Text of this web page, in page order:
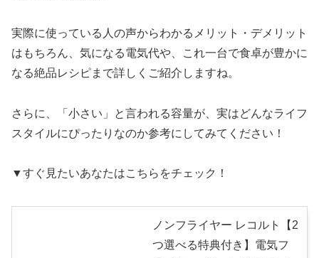
実際に使っている人の声からわかるメリット・デメリット
はもちろん、気になる電気代や、これ一台で食卓が豊かに
なる絶品レシピまで詳しくご紹介しますね。
さらに、「小さい」と言われる容量が、実はどんなライフ
スタイルにぴったりなのか参考にしてみてください！
▼すぐ見たいあなたはこちらをチェック！
ノンフライヤー レコルト【2
つ選べる特典付き】電気フ